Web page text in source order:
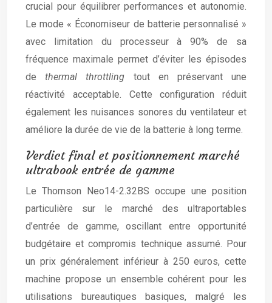
crucial pour équilibrer performances et autonomie.
Le mode « Économiseur de batterie personnalisé »
avec limitation du processeur à 90% de sa
fréquence maximale permet d’éviter les épisodes
dethermal throttling tout en préservant une
réactivité acceptable. Cette configuration réduit
également les nuisances sonores du ventilateur et
améliore la durée de vie de la batterie à long terme.
Verdict final et positionnement marché
ultrabook entrée de gamme
Le Thomson Neo14-2.32BS occupe une position
particulière sur le marché des ultraportables
d’entrée de gamme, oscillant entre opportunité
budgétaire et compromis technique assumé. Pour
un prix généralement inférieur à 250 euros, cette
machine propose un ensemble cohérent pour les
utilisations bureautiques basiques, malgré les